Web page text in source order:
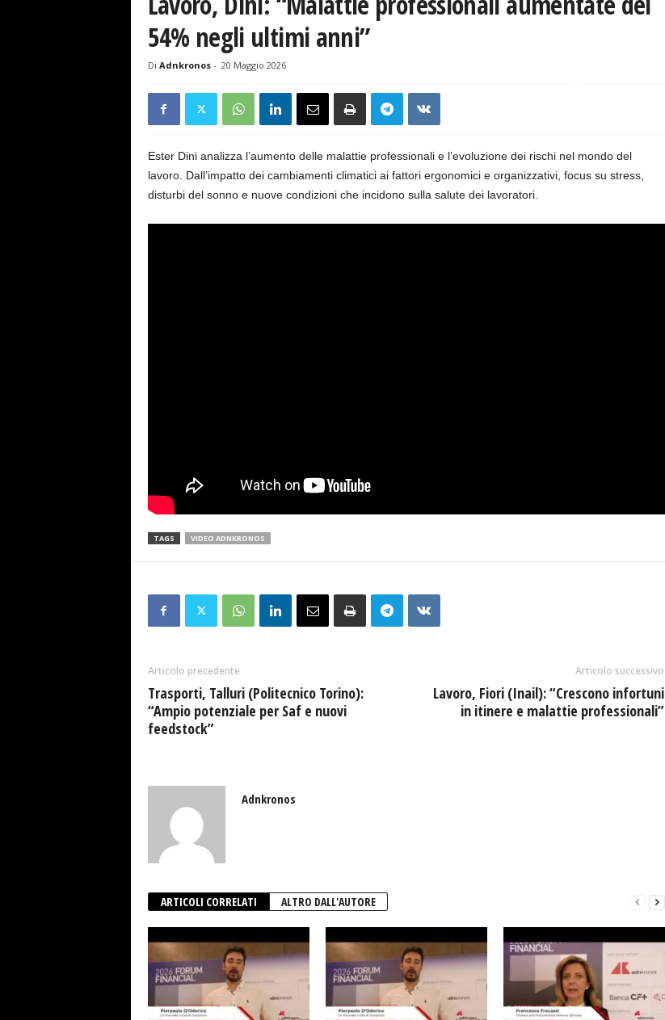
54% negli ultimi anni”
Di Adnkronos- 20 Maggio 2026
Ester Dini analizza l’aumento delle malattie professionali e l’evoluzione dei rischi nel mondo del
lavoro. Dall’impatto dei cambiamenti climatici ai fattori ergonomici e organizzativi, focus su stress,
disturbi del sonno e nuove condizioni che incidono sulla salute dei lavoratori.
TAGS VIDEO ADNKRONOS
Articolo precedente
Trasporti, Talluri (Politecnico Torino):
“Ampio potenziale per Saf e nuovi
feedstock”
Articolo successivo
Lavoro, Fiori (Inail): “Crescono infortuni
in itinere e malattie professionali”
Adnkronos
ARTICOLI CORRELATI ALTRO DALL'AUTORE